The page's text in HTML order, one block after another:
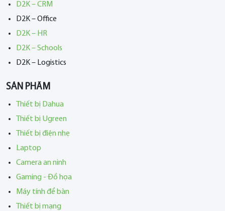
D2K – CRM
D2K – Office
D2K – HR
D2K – Schools
D2K – Logistics
SẢN PHẨM
Thiết bị Dahua
Thiết bị Ugreen
Thiết bị điện nhẹ
Laptop
Camera an ninh
Gaming - Đồ họa
Máy tính để bàn
Thiết bị mạng